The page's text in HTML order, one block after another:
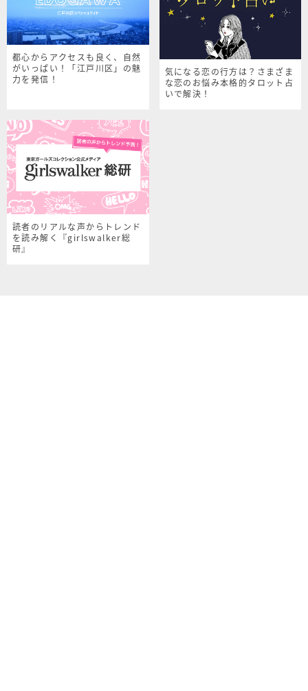
都心からアクセスも良く、自然
がいっぱい！「江戸川区」の魅
力を発信！
気になる恋の行方は？さまざま
な恋のお悩み本格的タロット占
いで解決！
読者のリアルな声からトレンド
を読み解く『girlswalker総
研』